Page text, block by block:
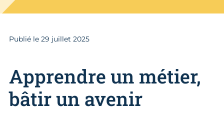
Publié le 29 juillet 2025
Apprendre un métier,
bâtir un avenir